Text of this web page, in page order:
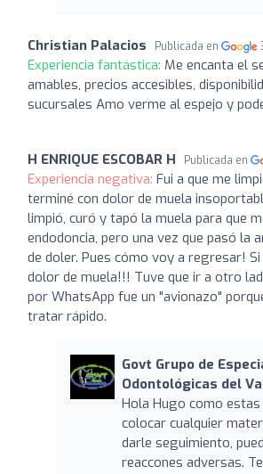
Christian Palacios Publicada en
Experiencia fantástica: Me encanta el
amables, precios accesibles,
sucursales Amo verme al espejo y
H ENRIQUE ESCOBAR H Publicada en
Experiencia negativa: Fui a que me
terminé con dolor de muela
limpió, curó y tapó la muela para que
endodoncia, pero una vez que pasó la
de doler. Pues cómo voy a regresar!
dolor de muela!!! Tuve que ir a otro
por WhatsApp fue un "avionazo"
tratar rápido.
Govt Grupo de
Odontológicas del
Hola Hugo como
colocar cualquier
darle seguimiento,
reaccones adversas.